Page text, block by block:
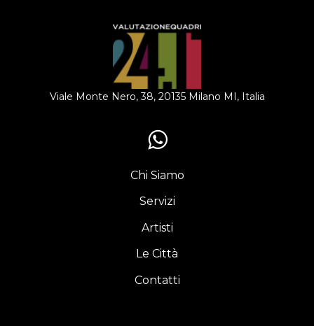
Viale Monte Nero, 38, 20135 Milano MI, Italia
Chi Siamo
Servizi
Artisti
Le Città
Contatti